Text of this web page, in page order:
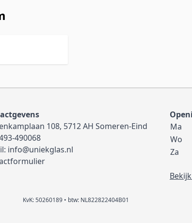
108, 5712 AH Someren-Eind
490068
info@uniekglas.nl
Ma
Wo
Za
KvK: 50260189 • btw: NL822822404B01